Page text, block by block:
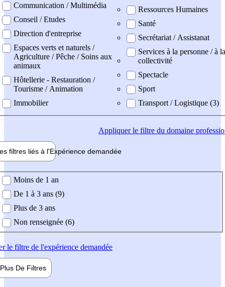
Communication / Multimédia
Conseil / Etudes
Direction d'entreprise
Espaces verts et naturels /
Agriculture / Pêche / Soins aux
animaux
Hôtellerie - Restauration /
Tourisme / Animation
Immobilier
Ressources Humaines
Santé
Secrétariat / Assistanat
Services à la personne / à la
collectivité
Spectacle
Sport
Transport / Logistique (3)
Appliquerle filtre du domaine
filtres liés à l'Expérience demandée
demandée
Moins de 1 an
De 1 à 3 ans (9)
Plus de 3 ans
Non renseignée (6)
le filtre de l'expérience demandée
Plus De Filtres